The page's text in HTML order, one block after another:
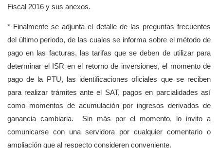
Fiscal 2016 y sus anexos.
* Finalmente se adjunta el detalle de las preguntas frecuentes
del último periodo, de las cuales se informa sobre el método de
pago en las facturas, las tarifas que se deben de utilizar para
determinar el ISR en el retorno de inversiones, el momento de
pago de la PTU, las identificaciones oficiales que se reciben
para realizar trámites ante el SAT, pagos en parcialidades así
como momentos de acumulación por ingresos derivados de
ganancia cambiaria.
Sin más por el momento, lo invito a
comunicarse con una servidora por cualquier comentario o
ampliación que al respecto consideren conveniente.